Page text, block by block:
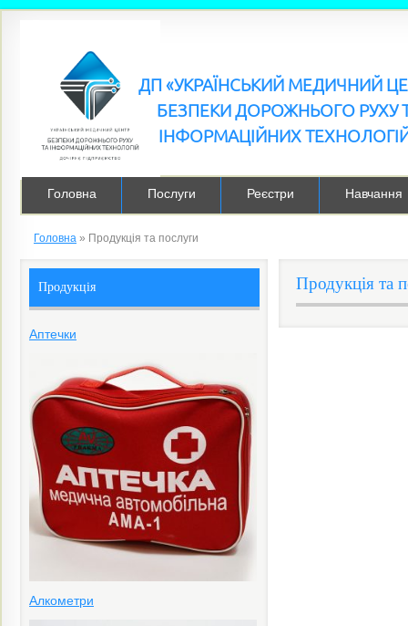
ДП «УКРАЇНСЬКИЙ МЕДИЧНИЙ
БЕЗПЕКИ ДОРОЖНЬОГО РУХУ
ІНФОРМАЦІЙНИХ
Головна Послуги Реєстри Навчання
Головна » Продукція та послуги
Продукція та
Продукція
Аптечки
Алкометри